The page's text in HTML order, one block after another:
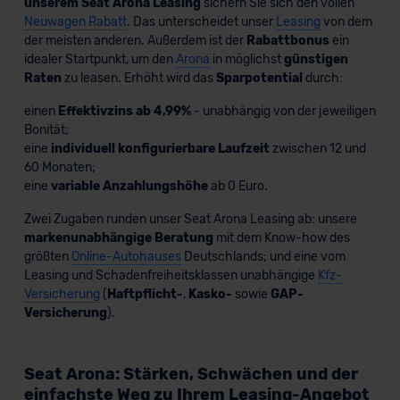
Neuwagen Rabatt. Das unterscheidet unser Leasing von dem
der meisten anderen. Außerdem ist der Rabattbonus ein
idealer Startpunkt, um denArona in möglichstgünstigen
Raten zu leasen. Erhöht wird dasSparpotential durch:
einen Effektivzins ab 4,99%- unabhängig von der jeweiligen
Bonität;
eine individuell konfigurierbare Laufzeit zwischen 12 und
60 Monaten;
eine variable Anzahlungshöheab 0 Euro.
Zwei Zugaben runden unser Seat Arona Leasing ab: unsere
markenunabhängige Beratung mit dem Know-how des
größten Online-AutohausesDeutschlands; und eine vom
Leasing und Schadenfreiheitsklassen unabhängige Kfz-
Versicherung ( Haftpflicht-, Kasko- sowie GAP-
Versicherung).
Seat Arona: Stärken, Schwächen und der
einfachste Weg zu Ihrem Leasing-Angebot